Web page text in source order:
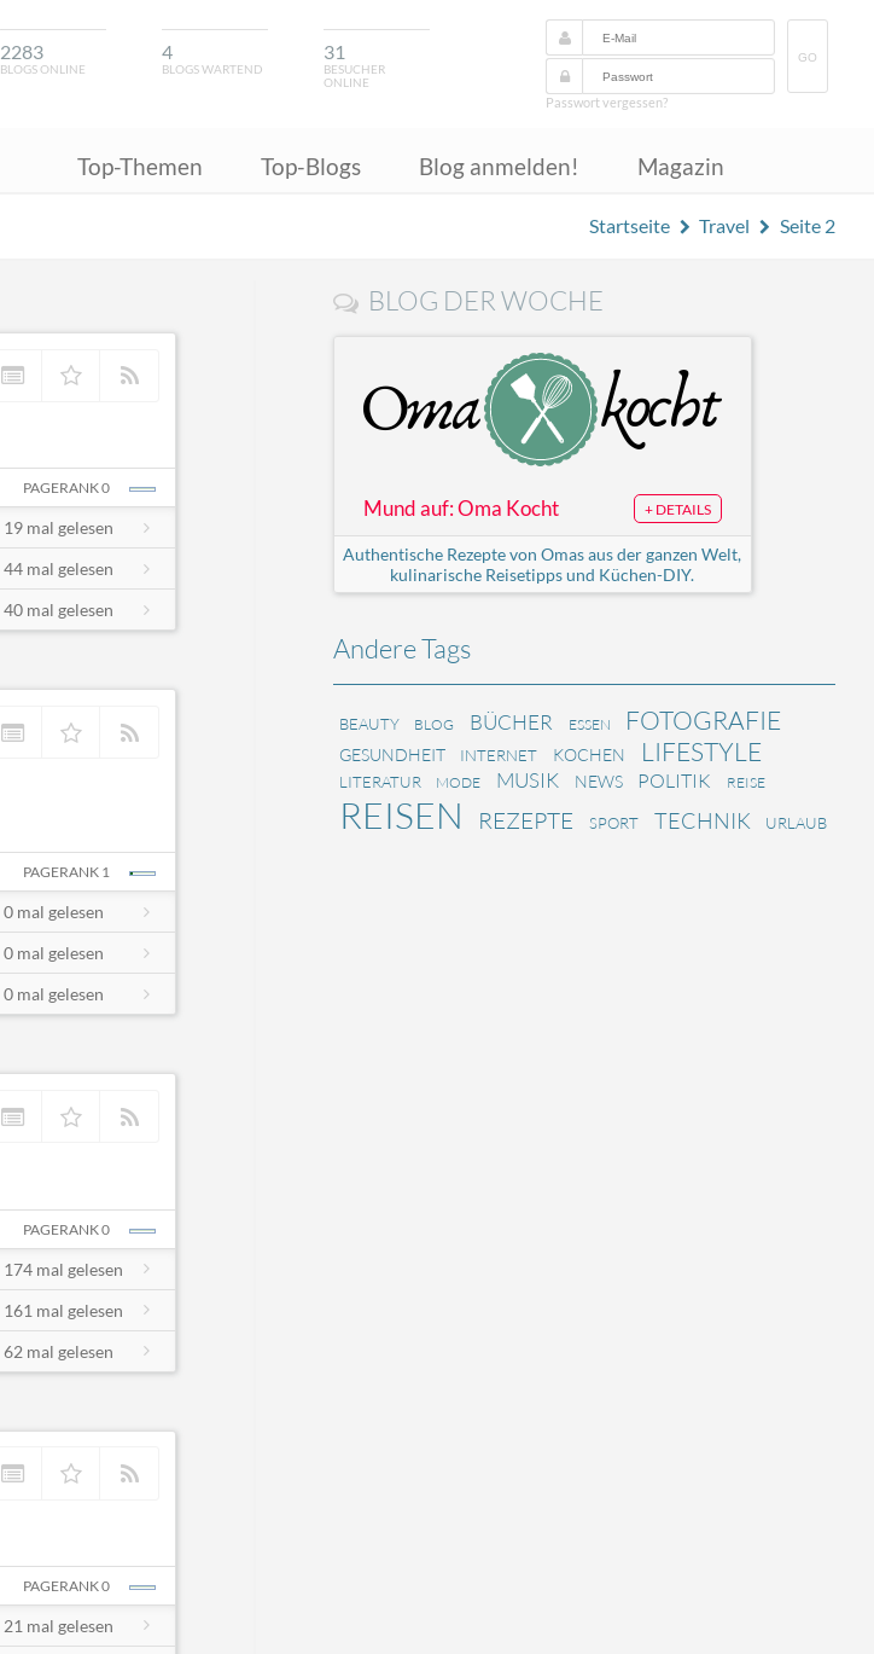
2283
BLOGS ONLINE
4
BLOGS WARTEND
31
BESUCHER
ONLINE
GO
Passwort vergessen?
Top-Themen Top-Blogs Blog anmelden! Magazin
Startseite Travel Seite 2
PAGERANK 0
19 mal gelesen
44 mal gelesen
40 mal gelesen
PAGERANK 1
0 mal gelesen
0 mal gelesen
0 mal gelesen
PAGERANK 0
174 mal gelesen
161 mal gelesen
62 mal gelesen
PAGERANK 0
21 mal gelesen
BLOG DER WOCHE
Mund auf: Oma Kocht + DETAILS
Authentische Rezepte von Omas aus der ganzen Welt,
kulinarische Reisetipps und Küchen-DIY.
Andere Tags
BEAUTY BLOG BÜCHER ESSEN FOTOGRAFIE
GESUNDHEIT INTERNET KOCHEN LIFESTYLE
LITERATUR MODE MUSIK NEWS POLITIK REISE
REISEN REZEPTE SPORT TECHNIK URLAUB